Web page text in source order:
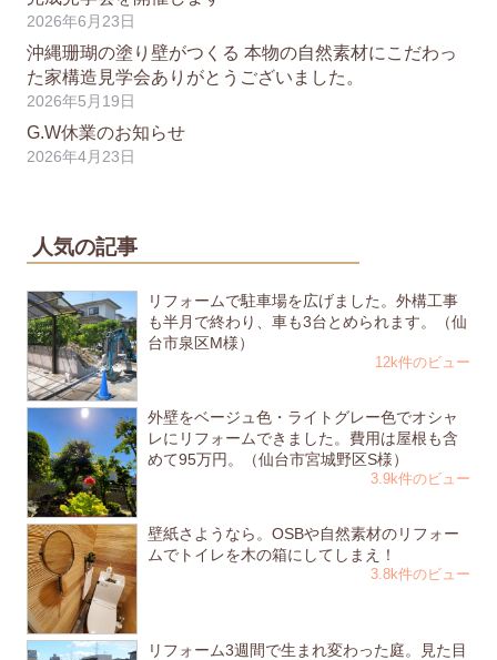
2026年6月23日
沖縄珊瑚の塗り壁がつくる 本物の自然素材にこだわっ
た家構造見学会ありがとうございました。
2026年5月19日
G.W休業のお知らせ
2026年4月23日
人気の記事
リフォームで駐車場を広げました。外構工事
も半月で終わり、車も3台とめられます。（仙
台市泉区M様）
12k件のビュー
外壁をベージュ色・ライトグレー色でオシャ
レにリフォームできました。費用は屋根も含
めて95万円。（仙台市宮城野区S様）
3.9k件のビュー
壁紙さようなら。OSBや自然素材のリフォー
ムでトイレを木の箱にしてしまえ！
3.8k件のビュー
リフォーム3週間で生まれ変わった庭。見た目